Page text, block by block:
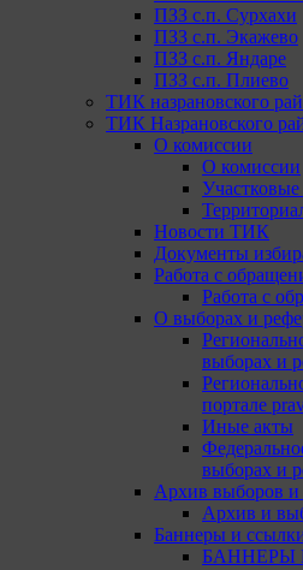
ПЗЗ с.п. Сурхахи
ПЗЗ с.п. Экажево
ПЗЗ с.п. Яндаре
ПЗЗ с.п. Плиево
ТИК назрановского
ТИК Назрановского
О комиссии
О комиссии
Новости ТИК
Документы
Работа с
Работа с
О выборах и
выборах и
портале
Иные акты
выборах и
Архив выборов и
Архив и
Баннеры и
БАННЕРЫ